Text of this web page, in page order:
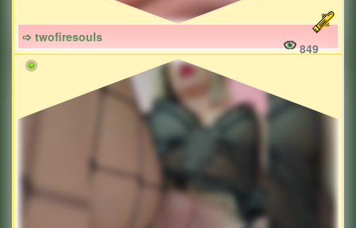
➩ twofiresouls
849